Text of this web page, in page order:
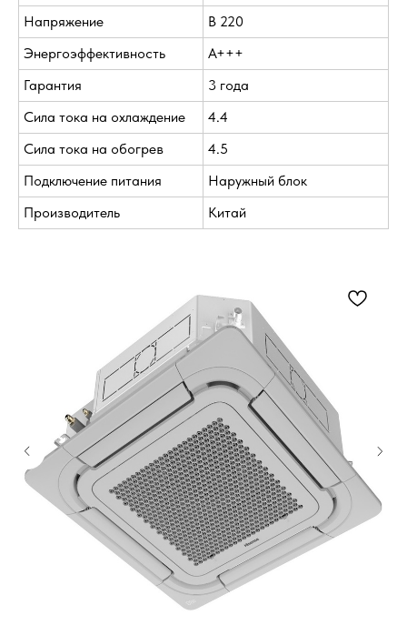
Напряжение
В 220
Энергоэффективность
A+++
Гарантия
3 года
Сила тока на охлаждение
4.4
Сила тока на обогрев
4.5
Подключение питания
Наружный блок
Производитель
Китай